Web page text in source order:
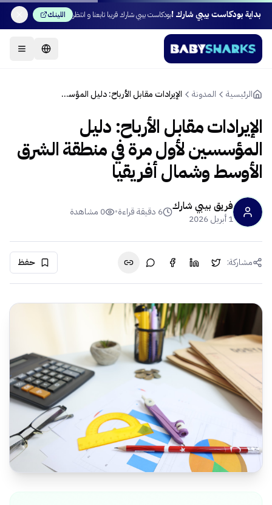
بداية بودكاست بيبي شارك !بودكاست بيبي شارك قريبا تابعنا و انتظر اللينك
الرئيسية المدونة الإيرادات مقابل الأرباح: دليل المؤسسين لأول مرة في منطقة الشرق الأوسط وشمال أفريقيا
الإيرادات مقابل الأرباح: دليل
المؤسسين لأول مرة في منطقة الشرق
الأوسط وشمال أفريقيا
فريق بيبي شارك
1 أبريل 2026
6 دقيقة قراءة•
0 مشاهدة
مشاركة: حفظ